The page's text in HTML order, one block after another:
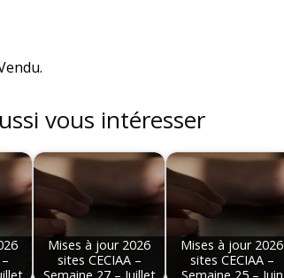
vous intéresser
Mises à jour 2026
sites CECIAA –
Mises à jour 2026
sites CECIAA –